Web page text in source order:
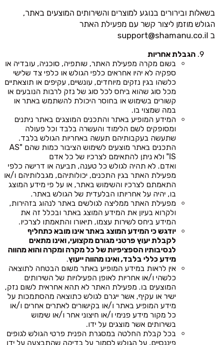
בשאלות ובירורים בנוגע למוצרים והשירותים המוצעים באתר,
הגולש מוזמן ליצור קשר עם מפעילת האתר
ב support@shamanu.co.il
הגבלת אחריות
בשום מקרה מפעילת האתר, שותפיה, סוכניה, עובדיה או
ספקיה לא יהיו אחראים כלפי הגולש או כלפי צד שלישי
כלשהו בגין נזקים מיוחדים, עונשיים, עקיפים או תוצאתיים
מכל סוג שהוא ביחס לכל סוג של נזק לרבות הנובעים או
קשורים בשימוש או בחוסר היכולת להשתמש באתר או
במה שמצוי בו.
המידע המופיע באתר והתכנים המוצגים באתר ניתנים
ומסופקים לשם הלימוד והעשרה בלבד וכל פעולה
שתעשה בעקבותיהם תעשה באחריות הגולש בלבד.
התכנים באתר מוצעים לשימוש הציבור כמות שהם "AS
IS" ולא ניתן להתאימם לצרכיו של כל אדם
ואדם. לא תהיה לגולש כל טענה, תביעה או דרישה כלפי
מפעילת האתר בגין התכנים, יכולותיהם, מגבלותיהם ו/או
התאמתם לצרכיו והשימוש באתר, או על פי מידע המוצג
בו, יהיה על אחריותו הבלעדית של הגולש באתר.
מפעילת האתר ממליצה לגולשים באתר לנהוג בזהירות,
ולקרוא בעיון את המידע המוצג באתר ובכלל זה את
המידע ביחס לשירות עצמו, תיאורו והתאמתו לצרכיו.
יודגש כי המידע המוצג באתר אינו מובא כתחליף
לקבלת יעוץ פרטני מגורם מקצועי, ואינו מתאים
לנסיבותיו הספציפיות של כל מקרה ומקרה והוא מהווה
מידע כללי בלבד, ואינו מהווה ייעוץ.
אין לראות במידע המופיע באתר משום הבטחה לתוצאה
כלשהי ו/או אחריות לאופן הפעילויות של השירותים
המוצעים בו. מפעילת האתר לא תהא אחראית לשום נזק,
ישיר או עקיף, אשר ייגרם לגולש כתוצאה מהסתמכות על
מידע המופיע באתר ו/או בקישורים לאתרים אחרים ו/או
כל מקור מידע פנימי ו/או חיצוני אחר ו/או שימוש
בשירותים אשר מוצגים על ידו.
בכל קבלת החלטה במסגרת הפנית פרטי הגולש לגופים
פיננסיים, על הגולש לסמוך על בדיקה שהתבצעה על ידו